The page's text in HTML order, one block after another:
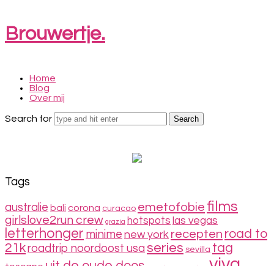
Brouwertje.
Brouwertje.
Home
Blog
Over mij
Search for
Tags
australie bali corona curacao emetofobie films
girlslove2run crew grazia hotspots las vegas
letterhonger minime new york recepten road to
21kroadtrip noordoost usa series sevilla tag